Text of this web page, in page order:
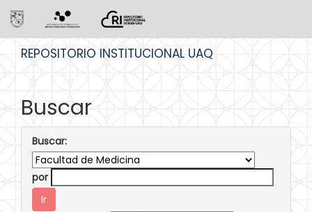
REPOSITORIO INSTITUCIONAL UAQ
Buscar
Buscar:
por